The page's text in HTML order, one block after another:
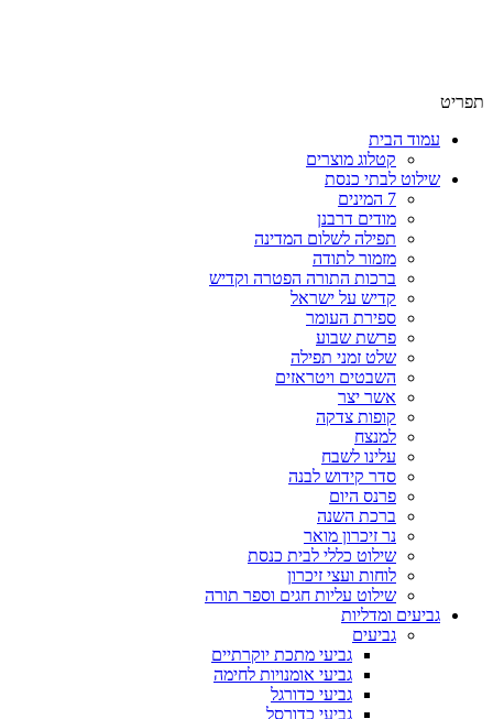
תפריט
עמוד הבית
קטלוג מוצרים
שילוט לבתי כנסת
7 המינים
מודים דרבנן
תפילה לשלום המדינה
מזמור לתודה
ברכות התורה הפטרה וקדיש
קדיש על ישראל
ספירת העומר
פרשת שבוע
שלט זמני תפילה
השבטים ויטראזים
אשר יצר
קופות צדקה
למנצח
עלינו לשבח
סדר קידוש לבנה
פרנס היום
ברכת השנה
נר זיכרון מואר
שילוט כללי לבית כנסת
לוחות ועצי זיכרון
שילוט עליות חגים וספר תורה
גביעים ומדליות
גביעים
גביעי מתכת יוקרתיים
גביעי אומנויות לחימה
גביעי כדורגל
גביעי כדורסל